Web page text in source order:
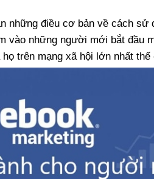
những điều cơ bản về cách sử
vào những người mới bắt đầu
trên mạng xã hội lớn nhất thế